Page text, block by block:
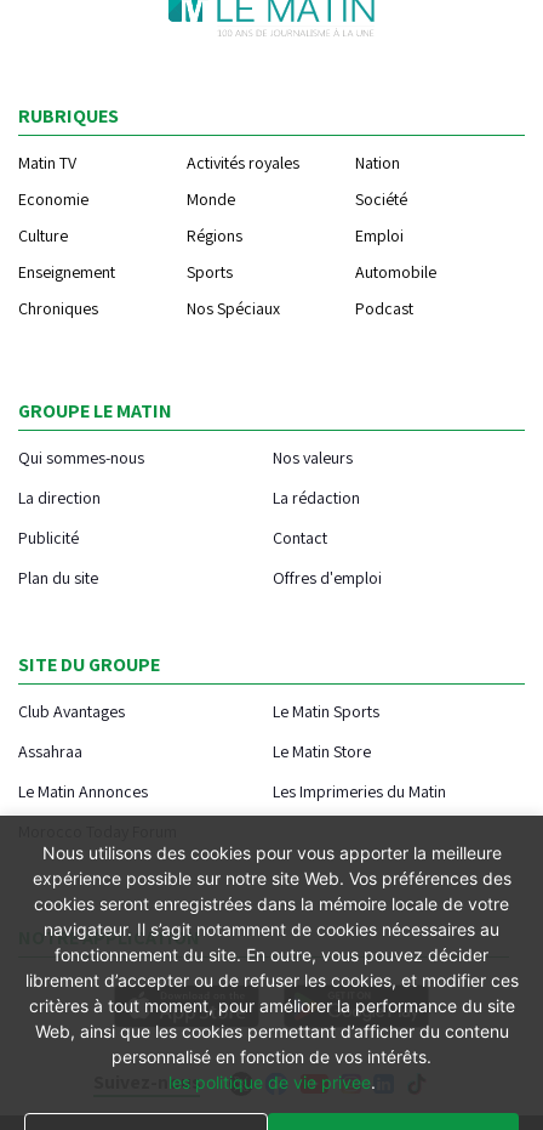
Suivez-nous
RUBRIQUES
Matin TV Activités royales
Nation
Economie
Monde
Société
Culture
Régions
Emploi
Enseignement
Sports
Automobile
Chroniques
Nos Spéciaux Podcast
GROUPE LE MATIN
Qui sommes-nous
Nos valeurs
La direction
La rédaction
Publicité
Contact
Plan du site
Offres d'emploi
SITE DU GROUPE
Club Avantages
Le Matin Sports
Assahraa
Le Matin Store
Le Matin Annonces
Les Imprimeries du Matin
NOTRE APPLICATION
Nous utilisons des cookies pour vous apporter la meilleure
expérience possible sur notre site Web. Vos préférences des
cookies seront enregistrées dans la mémoire locale de votre
navigateur. Il s’agit notamment de cookies nécessaires au
fonctionnement du site. En outre, vous pouvez décider
librement d’accepter ou de refuser les cookies, et modifier ces
critères à tout moment, pour améliorer la performance du site
Web, ainsi que les cookies permettant d’afficher du contenu
personnalisé en fonction de vos intérêts.
les politique de vie privee.